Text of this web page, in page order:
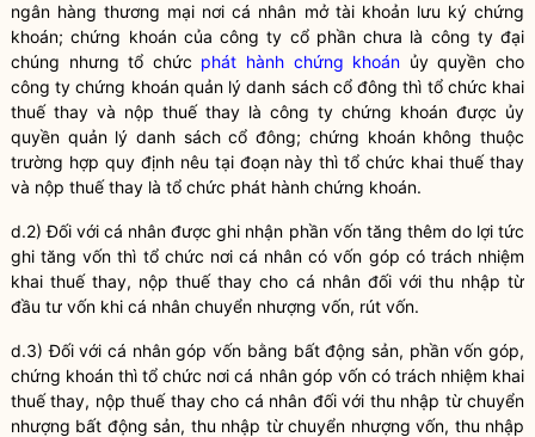
ngân hàng thương mại nơi cá nhân mở tài khoản lưu ký chứng
khoán; chứng khoán của công ty cổ phần chưa là công ty đại
chúng nhưng tổ chức phát hành chứng khoán ủyquyền cho
công ty chứng khoán quản lý danh sách cổ đông thì tổ chức khai
thuế thay và nộp thuế thay là công ty chứng khoán được ủy
quyền quản lý danh sách cổ đông; chứng khoán không thuộc
trường hợp quy định nêu tại đoạn này thì tổ chức khai thuế thay
và nộp thuế thay là tổ chức phát hành chứng khoán.
d.2) Đối với cá nhân được ghi nhận phần vốn tăng thêm do lợi tức
ghi tăng vốn thì tổ chức nơi cá nhân có vốn góp có trách nhiệm
khai thuế thay, nộp thuế thay cho cá nhân đối với thu nhập từ
đầu tư vốn khi cá nhân chuyển nhượng vốn, rút vốn.
d.3) Đối với cá nhân góp vốn bằng bất động sản, phần vốn góp,
chứng khoán thì tổ chức nơi cá nhân góp vốn có trách nhiệm khai
thuế thay, nộp thuế thay cho cá nhân đối với thu nhập từ chuyển
nhượng bất động sản, thu nhập từ chuyển nhượng vốn, thu nhập